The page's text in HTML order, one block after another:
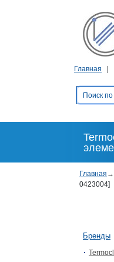
Главная
Главная →
0423004]
Бренды